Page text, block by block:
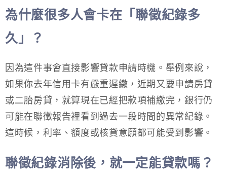
為什麼很多人會卡在「聯徵紀錄多
久」？
因為這件事會直接影響貸款申請時機。舉例來說，
如果你去年信用卡有嚴重遲繳，近期又要申請房貸
或二胎房貸，就算現在已經把款項補繳完，銀行仍
可能在聯徵報告裡看到過去一段時間的異常紀錄。
這時候，利率、額度或核貸意願都可能受到影響。
聯徵紀錄消除後，就一定能貸款嗎？